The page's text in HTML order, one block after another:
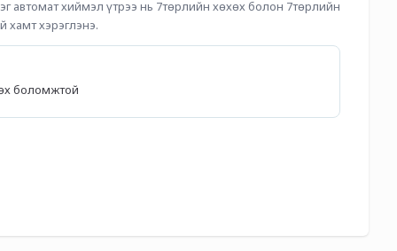
автомат хиймэл үтрээ нь 7төрлийн хөхөх болон 7төрлийн
хамт хэрэглэнэ.
боломжтой